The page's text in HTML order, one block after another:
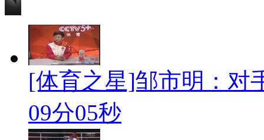
[体育之星]邹市明：对
09分05秒